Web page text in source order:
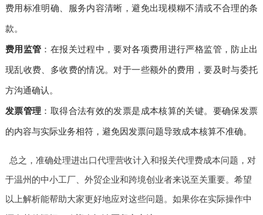
费用标准明确、服务内容清晰，避免出现模糊不清或不合理的条
款。
费用监管 ：在报关过程中，要对各项费用进行严格监管，防止出
现乱收费、多收费的情况。对于一些额外的费用，要及时与委托
方沟通确认。
发票管理 ：取得合法有效的发票是成本核算的关键。要确保发票
的内容与实际业务相符，避免因发票问题导致成本核算不准确。
总之，准确处理进出口代理营收计入和报关代理费成本问题，对
于温州的中小工厂、外贸企业和跨境创业者来说至关重要。希望
以上解析能帮助大家更好地应对这些问题。如果你在实际操作中